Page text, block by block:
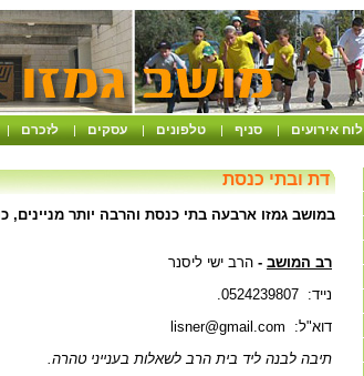
לוח אירועים | סניף | טלפונים | עסקים | לזכרם |
דת ובתי כנסת
במושב גמזו ארבעה בתי כנסת והרבה יותר מניינים,
רב המושב - הרב ישי ליסנר
נייד: 0524239807.
דוא"ל: lisner@gmail.com
תיבה לבנה ליד בית הרב לשאלות בענייני טהרה.